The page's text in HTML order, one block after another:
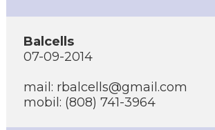
Balcells
07-09-2014
mail: rbalcells@gmail.com
mobil: (808) 741-3964